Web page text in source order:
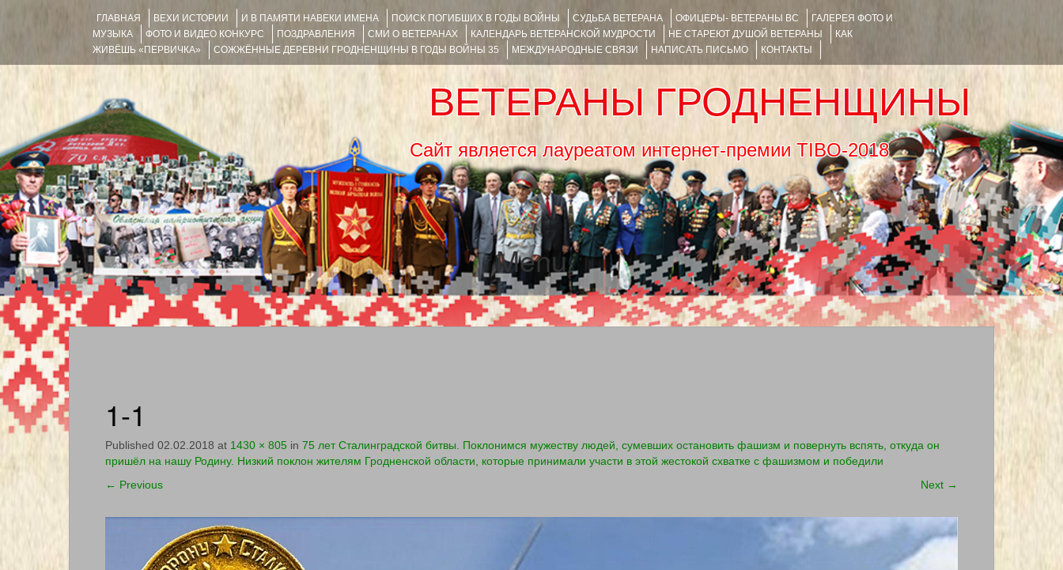
ГЛАВНАЯ ВЕХИ ИСТОРИИ И В ПАМЯТИ НАВЕКИ ИМЕНА ПОИСК ПОГИБШИХ В ГОДЫ ВОЙНЫ СУДЬБА ВЕТЕРАНА ОФИЦЕРЫ- ВЕТЕРАНЫ ВС
ГАЛЕРЕЯ ФОТО И
МУЗЫКА
ФОТО И ВИДЕО КОНКУРС ПОЗДРАВЛЕНИЯ СМИ О ВЕТЕРАНАХ КАЛЕНДАРЬ ВЕТЕРАНСКОЙ МУДРОСТИ НЕ СТАРЕЮТ ДУШОЙ ВЕТЕРАНЫ
КАК
ЖИВЁШЬ «ПЕРВИЧКА»
СОЖЖЁННЫЕ ДЕРЕВНИ ГРОДНЕНЩИНЫ В ГОДЫ ВОЙНЫ 35 МЕЖДУНАРОДНЫЕ СВЯЗИ НАПИСАТЬ ПИСЬМО КОНТАКТЫ
ВЕТЕРАНЫ ГРОДНЕНЩИНЫ
Сайт является лауреатом интернет-премии TIBO-2018
Menu
SKIP TO CONTENT
1-1
Published 02.02.2018 at 1430 × 805 in 75 лет Сталинградской битвы. Поклонимся мужеству людей, сумевших остановить фашизм и повернуть вспять, откуда он
пришёл на нашу Родину. Низкий поклон жителям Гродненской области, которые принимали участи в этой жестокой схватке с фашизмом и победили
← Previous Next →